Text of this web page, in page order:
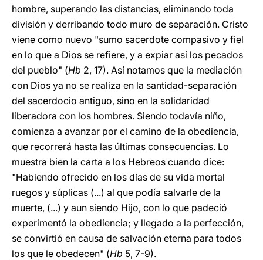
hombre, superando las distancias, eliminando toda
división y derribando todo muro de separación. Cristo
viene como nuevo "sumo sacerdote compasivo y fiel
en lo que a Dios se refiere, y a expiar así los pecados
del pueblo" (Hb 2, 17). Así notamos que la mediación
con Dios ya no se realiza en la santidad-separación
del sacerdocio antiguo, sino en la solidaridad
liberadora con los hombres. Siendo todavía niño,
comienza a avanzar por el camino de la obediencia,
que recorrerá hasta las últimas consecuencias. Lo
muestra bien la carta a los Hebreos cuando dice:
"Habiendo ofrecido en los días de su vida mortal
ruegos y súplicas (...) al que podía salvarle de la
muerte, (...) y aun siendo Hijo, con lo que padeció
experimentó la obediencia; y llegado a la perfección,
se convirtió en causa de salvación eterna para todos
los que le obedecen" (Hb 5, 7-9).